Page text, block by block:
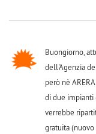
Buongiorno,
dell'Agenzia
però nè
di due impianti
verrebbe
gratuita (nuovo